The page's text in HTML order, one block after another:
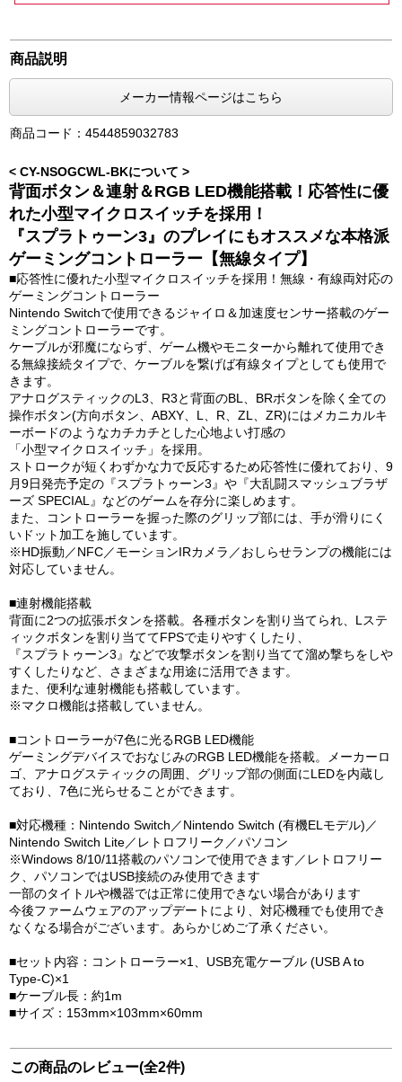
商品説明
メーカー情報ページはこちら
商品コード：4544859032783
< CY-NSOGCWL-BKについて >
背面ボタン＆連射＆RGB LED機能搭載！応答性に優
れた小型マイクロスイッチを採用！
『スプラトゥーン3』のプレイにもオススメな本格派
ゲーミングコントローラー【無線タイプ】
■応答性に優れた小型マイクロスイッチを採用！無線・有線両対応の
ゲーミングコントローラー
Nintendo Switchで使用できるジャイロ＆加速度センサー搭載のゲー
ミングコントローラーです。
ケーブルが邪魔にならず、ゲーム機やモニターから離れて使用でき
る無線接続タイプで、ケーブルを繋げば有線タイプとしても使用で
きます。
アナログスティックのL3、R3と背面のBL、BRボタンを除く全ての
操作ボタン(方向ボタン、ABXY、L、R、ZL、ZR)にはメカニカルキ
ーボードのようなカチカチとした心地よい打感の
「小型マイクロスイッチ」を採用。
ストロークが短くわずかな力で反応するため応答性に優れており、9
月9日発売予定の『スプラトゥーン3』や『大乱闘スマッシュブラザ
ーズ SPECIAL』などのゲームを存分に楽しめます。
また、コントローラーを握った際のグリップ部には、手が滑りにく
いドット加工を施しています。
※HD振動／NFC／モーションIRカメラ／おしらせランプの機能には
対応していません。
■連射機能搭載
背面に2つの拡張ボタンを搭載。各種ボタンを割り当てられ、Lステ
ィックボタンを割り当ててFPSで走りやすくしたり、
『スプラトゥーン3』などで攻撃ボタンを割り当てて溜め撃ちをしや
すくしたりなど、さまざまな用途に活用できます。
また、便利な連射機能も搭載しています。
※マクロ機能は搭載していません。
■コントローラーが7色に光るRGB LED機能
ゲーミングデバイスでおなじみのRGB LED機能を搭載。メーカーロ
ゴ、アナログスティックの周囲、グリップ部の側面にLEDを内蔵し
ており、7色に光らせることができます。
■対応機種：Nintendo Switch／Nintendo Switch (有機ELモデル)／
Nintendo Switch Lite／レトロフリーク／パソコン
※Windows 8/10/11搭載のパソコンで使用できます／レトロフリー
ク、パソコンではUSB接続のみ使用できます
一部のタイトルや機器では正常に使用できない場合があります
今後ファームウェアのアップデートにより、対応機種でも使用でき
なくなる場合がございます。あらかじめご了承ください。
■セット内容：コントローラー×1、USB充電ケーブル (USB A to
Type-C)×1
■ケーブル長：約1m
■サイズ：153mm×103mm×60mm
この商品のレビュー(全2件)